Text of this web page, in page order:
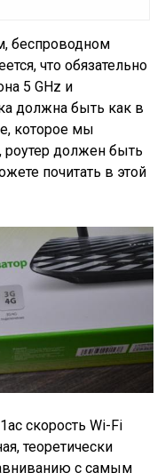
беспроводном
что обязательно
5 GHz и
должна быть как в
которое мы
роутер должен быть
почитать в этой
скорость Wi-Fi
теоретически
с самым